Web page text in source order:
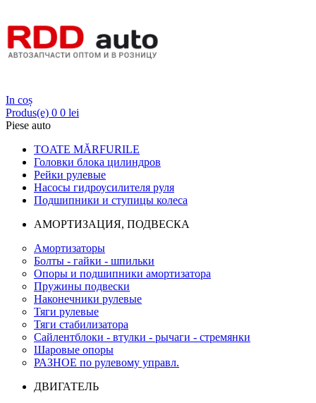
In coș
Produs(e) 0 0 lei
Piese auto
TOATE MĂRFURILE
Головки блока цилиндров
Рейки рулевые
Насосы гидроусилителя руля
Подшипники и ступицы колеса
АМОРТИЗАЦИЯ, ПОДВЕСКА
Амортизаторы
Болты - гайки - шпильки
Опоры и подшипники амортизатора
Пружины подвески
Наконечники рулевые
Тяги рулевые
Тяги стабилизатора
Сайлентблоки - втулки - рычаги - стремянки
Шаровые опоры
РАЗНОЕ по рулевому управл.
ДВИГАТЕЛЬ